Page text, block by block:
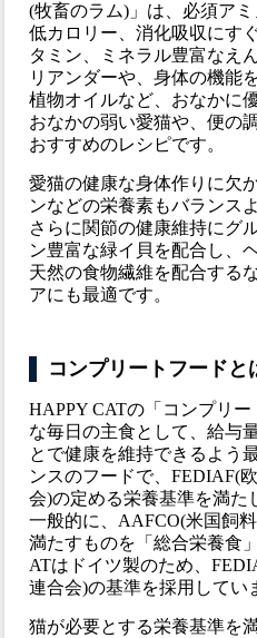
(牧畜のラム)」は、必須ア
低カロリー、消化吸収にす
タミン、ミネラル豊富なえ
リアンダーや、身体の機能
植物オイルなど、おなかに
おなかの弱い愛猫や、便の
おすすめのレシピです。
愛猫の健康な身体作りに欠
ンなどの栄養素もバランス
さらに関節の健康維持にグ
ン豊富な緑イ貝を配合し、
天然の食物繊維を配合する
アにも最適です。
コンプリートフードと
HAPPY CATの「コンプリ
な毎日の主食として、給与
とで健康を維持できるよう
ンスのフードで、FEDIAF(
会)の定める栄養基準を満た
一般的に、AAFCO(米国飼
満たすものを「総合栄養食
ATはドイツ製のため、
連合会)の基準を採用してい
猫が必要とする栄養基準を